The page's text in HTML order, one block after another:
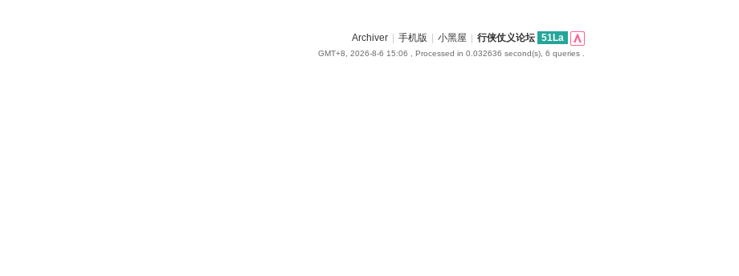
Archiver 手机版 小黑屋 行侠仗义论坛 51La
GMT+8, 2026-8-6 15:06 , Processed in 0.032636 second(s), 6 queries .